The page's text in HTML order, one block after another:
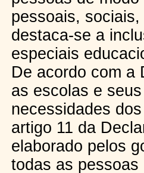
pessoais,
destaca-se a
especiais
De acordo com a
as escolas e
necessidades
artigo 11 da
elaborado pelos
todas as